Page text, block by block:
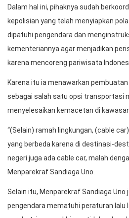
Menparekraf Menawarkan Pembuatan
Uno mengatakan kemacetan lalu
yang telah terjadi berulang-ulang
2022 harus punya solusi permanen.
Dalam hal ini, pihaknya sudah
kepolisian yang telah menyiapkan
dipatuhi pengendara dan
kementeriannya agar menjadikan
karena mencoreng pariwisata
Karena itu ia menawarkan